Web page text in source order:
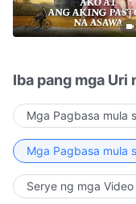
Iba pang mga Uri
Mga Pagbasa mula
Mga Pagbasa mula
Serye ng mga